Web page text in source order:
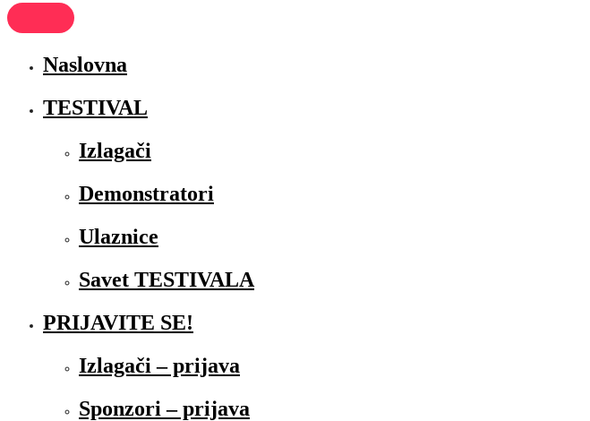
Naslovna
TESTIVAL
Izlagači
Demonstratori
Ulaznice
Savet TESTIVALA
PRIJAVITE SE!
Izlagači – prijava
Sponzori – prijava